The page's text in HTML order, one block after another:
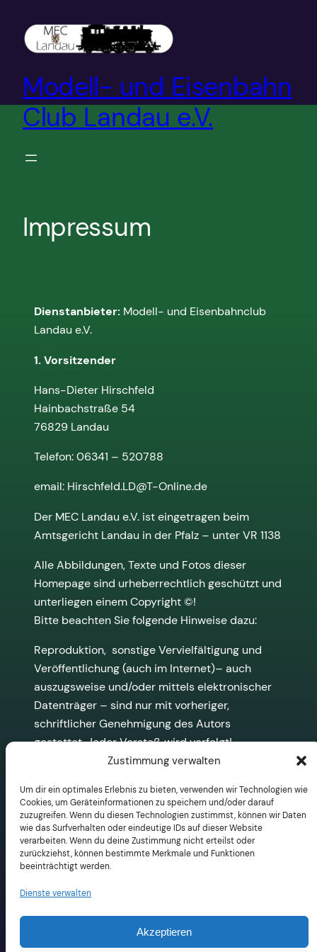
Zustimmung verwalten
Um dir ein optimales Erlebnis zu bieten, verwenden wir Technologien wie
Cookies, um Geräteinformationen zu speichern und/oder darauf
zuzugreifen. Wenn du diesen Technologien zustimmst, können wir Daten
wie das Surfverhalten oder eindeutige IDs auf dieser Website
verarbeiten. Wenn du deine Zustimmung nicht erteilst oder
zurückziehst, können bestimmte Merkmale und Funktionen
beeinträchtigt werden.
Dienste verwalten
Akzeptieren
Inhalt
springen
Modell- und Eisenbahn
Club Landau e.V.
Impressum
Dienstanbieter: Modell- und Eisenbahnclub
Landau e.V.
1. Vorsitzender
Hans-Dieter Hirschfeld
Hainbachstraße 54
76829 Landau
Telefon: 06341 – 520788
email: Hirschfeld.LD@T-Online.de
Der MEC Landau e.V. ist eingetragen beim
Amtsgericht Landau in der Pfalz – unter VR 1138
Alle Abbildungen, Texte und Fotos dieser
Homepage sind urheberrechtlich geschützt und
unterliegen einem Copyright ©!
Bitte beachten Sie folgende Hinweise dazu:
Reproduktion, sonstige Vervielfältigung und
Veröffentlichung (auch im Internet)– auch
auszugsweise und/oder mittels elektronischer
Datenträger – sind nur mit vorheriger,
schriftlicher Genehmigung des Autors
gestattet. Jeder Verstoß wird verfolgt!
Kontaktmöglichkeiten:
E-Mail: MEC_LD@info